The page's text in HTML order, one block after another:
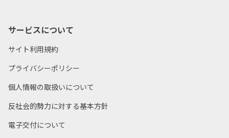
サービスについて
サイト利用規約
プライバシーポリシー
個人情報の取扱いについて
反社会的勢力に対する基本方針
電子交付について